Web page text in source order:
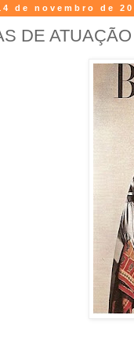
de novembro de
DE ATUAÇÃO